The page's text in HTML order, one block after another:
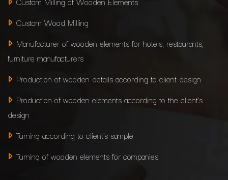
Custom Wood Milling
Manufacturer of wooden elements for hotels, restaurants,
furniture manufacturers
Production of wooden details according to client design
Production of wooden elements according to the client’s
design
Turning according to client’s sample
Turning of wooden elements for companies